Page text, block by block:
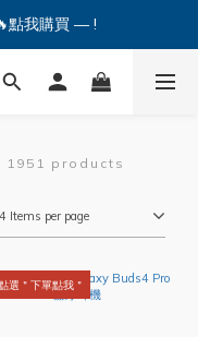
點我購買 — !
點我購買 — !
惠券！🎫
1951 products
Items per page
選＂下單點我＂